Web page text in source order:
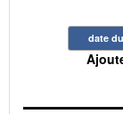
date